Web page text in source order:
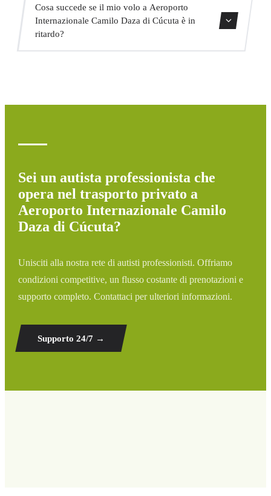
ridotta. Indicate questo al momento della prenotazione e
assegneremo il veicolo appropriato.
Cosa succede se il mio volo a Aeroporto
Internazionale Camilo Daza di Cúcuta è in
ritardo?
Sei un autista professionista che
opera nel trasporto privato a
Aeroporto Internazionale Camilo
Daza di Cúcuta?
Unisciti alla nostra rete di autisti professionisti. Offriamo
condizioni competitive, un flusso costante di prenotazioni e
supporto completo. Contattaci per ulteriori informazioni.
Supporto 24/7 →